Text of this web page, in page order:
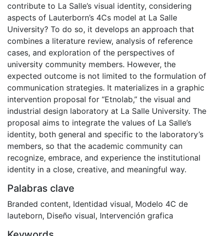
contribute to La Salle’s visual identity, considering
aspects of Lauterborn’s 4Cs model at La Salle
University? To do so, it develops an approach that
combines a literature review, analysis of reference
cases, and exploration of the perspectives of
university community members. However, the
expected outcome is not limited to the formulation of
communication strategies. It materializes in a graphic
intervention proposal for “Etnolab,” the visual and
industrial design laboratory at La Salle University. The
proposal aims to integrate the values of La Salle’s
identity, both general and specific to the laboratory’s
members, so that the academic community can
recognize, embrace, and experience the institutional
identity in a close, creative, and meaningful way.
Palabras clave
Branded content, Identidad visual, Modelo 4C de
lauteborn, Diseño visual, Intervención grafica